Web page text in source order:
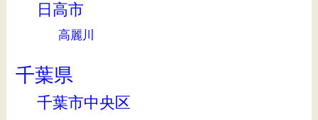
日高市
高麗川
千葉県
千葉市中央区